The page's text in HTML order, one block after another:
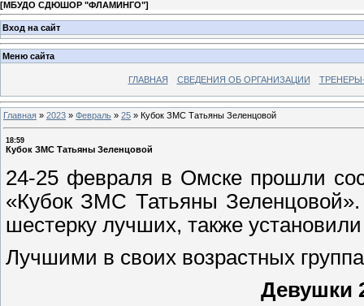
[МБУДО СДЮШОР "ФЛАМИНГО"]
Вход на сайт
Меню сайта
ГЛАВНАЯ СВЕДЕНИЯ ОБ ОРГАНИЗАЦИИ
Главная » 2023 » Февраль » 25 » Кубок ЗМС Татьяны Зеленцовой
18:59
Кубок ЗМС Татьяны Зеленцовой
24-25 февраля в Омске прошли
«Кубок ЗМС Татьяны
шестерку лучших, также
Лучшими в своих возрастных
Девушки